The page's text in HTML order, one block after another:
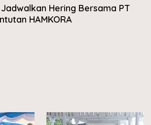
Hering Bersama PT
HAMKORA